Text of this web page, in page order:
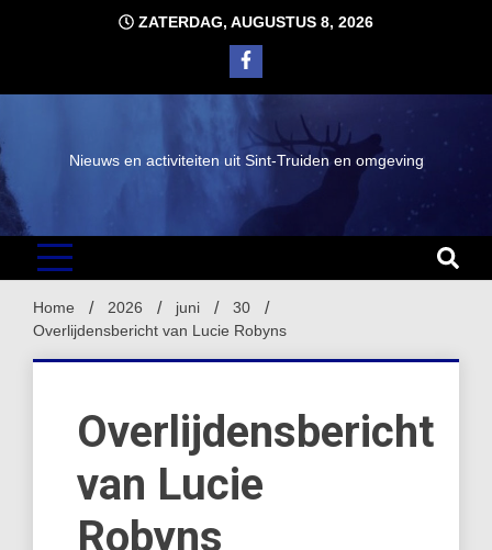
ZATERDAG, AUGUSTUS 8, 2026
Nieuws en activiteiten uit Sint-Truiden en omgeving
Home 2026 juni
30
Overlijdensbericht van Lucie Robyns
Overlijdensbericht
van Lucie
Robyns